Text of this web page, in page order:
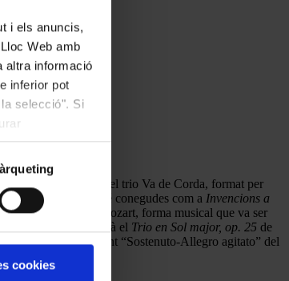
i els anuncis,
Web amb
altra informació
inferior pot
selecció". Si
cookies
Bàsic a càrrec del trio Va de Corda, format per
de J. S. Bach, també conegudes com a Invencions a
majorde Leopold Mozart, forma musical que va ser
de Corda interpretarà el Trio en Sol major, op. 25 de
amb el moviment “Sostenuto-Allegro agitato” del